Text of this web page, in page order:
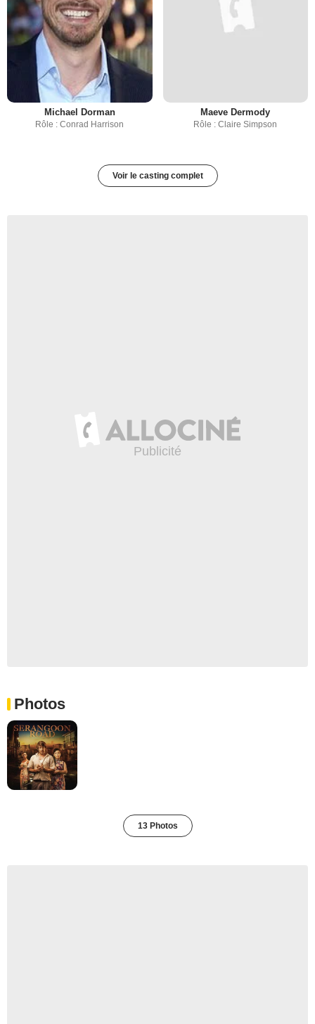
Michael Dorman
Rôle : Conrad Harrison
Maeve Dermody
Rôle : Claire Simpson
Voir le casting complet
Photos
13 Photos